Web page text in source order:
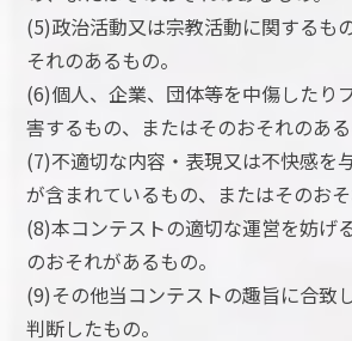
(5)政治活動又は宗教活動に関するも
それのあるもの。
(6)個人、企業、団体等を中傷したり
害するもの、またはそのおそれのある
(7)不適切な内容・表現又は不快感を
が含まれているもの、またはそのおそ
(8)本コンテストの適切な運営を妨げ
のおそれがあるもの。
(9)その他当コンテストの趣旨に合致
判断したもの。